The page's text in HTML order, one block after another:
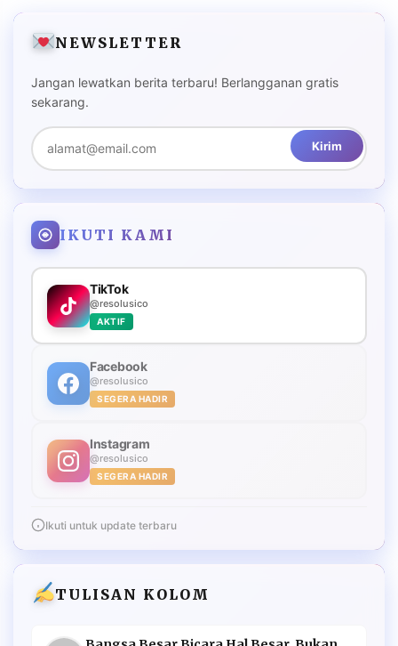
NEWSLETTER
Jangan lewatkan berita terbaru! Berlangganan gratis
sekarang.
Kirim
IKUTI KAMI
TikTok
@resolusico
AKTIF
Facebook
@resolusico
SEGERA HADIR
Instagram
@resolusico
SEGERA HADIR
Ikuti untuk update terbaru
TULISAN KOLOM